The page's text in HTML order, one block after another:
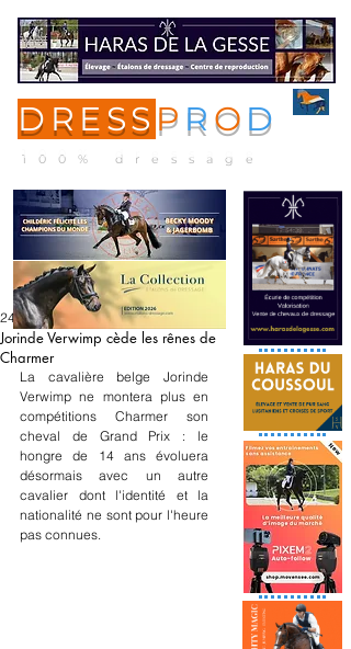
DRESS P R O D
100% dressage
Jorinde Verwimp cède les rênes de
Charmer
24 janv.
La cavalière belge Jorinde
Verwimp ne montera plus en
compétitions Charmer son
cheval de Grand Prix : le
hongre de 14 ans évoluera
désormais avec un autre
cavalier dont l'identité et la
nationalité ne sont pour l'heure
pas connues.